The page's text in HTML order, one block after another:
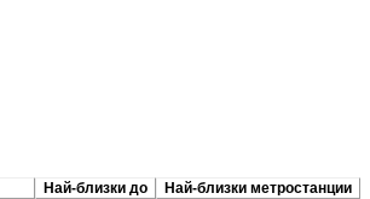
Най-близки до Най-близки метростанции